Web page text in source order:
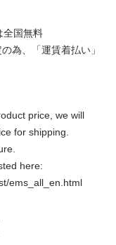
全国無料
為、「運賃着払い」
price, we will
for shipping.
here:
ems_all_en.html